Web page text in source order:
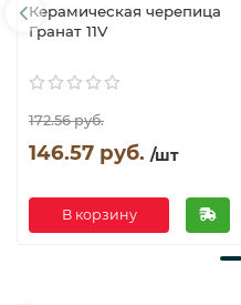
Керамическая черепица
Гранат 11V
172.56 руб.
146.57 руб. /шт
В корзину